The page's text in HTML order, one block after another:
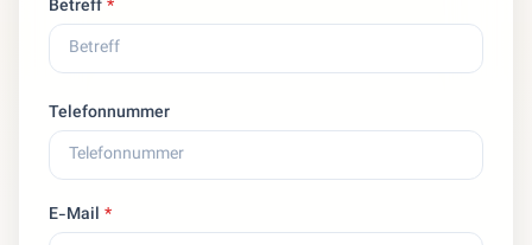
Betreff*
Telefonnummer
E-Mail *